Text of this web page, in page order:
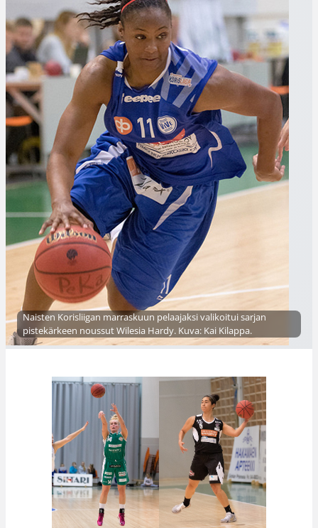
Naisten Korisliigan marraskuun pelaajaksi valikoitui sarjan
pistekärkeen noussut Wilesia Hardy. Kuva: Kai Kilappa.